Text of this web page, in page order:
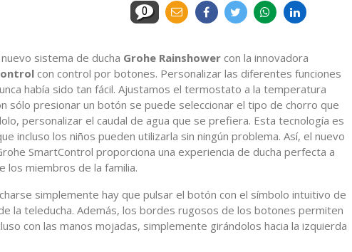
0
sistema de ducha Grohe Rainshower con la innovadora
con control por botones. Personalizar las diferentes funciones
había sido tan fácil. Ajustamos el termostato a la temperatura
sólo presionar un botón se puede seleccionar el tipo de chorro que
personalizar el caudal de agua que se prefiera. Esta tecnología es
incluso los niños pueden utilizarla sin ningún problema. Así, el nuevo
SmartControl proporciona una experiencia de ducha perfecta a
los miembros de la familia.
simplemente hay que pulsar el botón con el símbolo intuitivo de
la teleducha. Además, los bordes rugosos de los botones permiten
con las manos mojadas, simplemente girándolos hacia la izquierda